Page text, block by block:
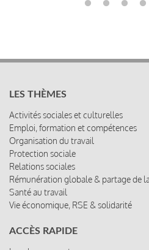
LES THÈMES
Activités sociales et culturelles
Emploi, formation et compétences
Organisation du travail
Protection sociale
Relations sociales
Rémunération globale & partage de
Santé au travail
Vie économique, RSE & solidarité
ACCÈS RAPIDE